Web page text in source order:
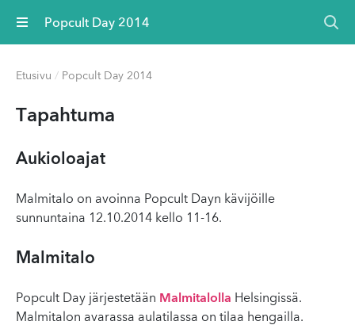
Valikko Popcult Day 2014
Etusivu / Popcult Day 2014
Tapahtuma
Aukioloajat
Malmitalo on avoinna Popcult Dayn kävijöille
sunnuntaina 12.10.2014 kello 11-16.
Malmitalo
Popcult Day järjestetään Malmitalolla Helsingissä.
Malmitalon avarassa aulatilassa on tilaa hengailla.